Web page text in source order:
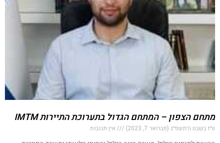
מתחם הצפון – המתחם הגדול בתערוכת התיירות IMTM
ט״ז בשבט ה׳תשפ״ג (פברואר 7, 2023) אין תגובות